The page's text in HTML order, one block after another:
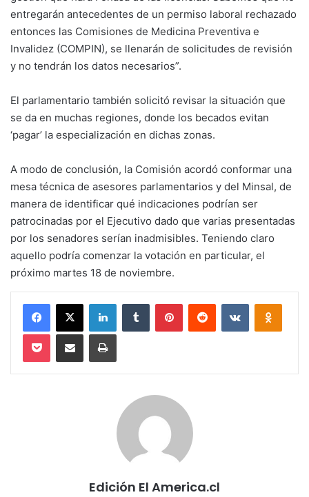
entregarán antecedentes de un permiso laboral rechazado
entonces las Comisiones de Medicina Preventiva e
Invalidez (COMPIN), se llenarán de solicitudes de revisión
y no tendrán los datos necesarios”.
El parlamentario también solicitó revisar la situación que
se da en muchas regiones, donde los becados evitan
‘pagar’ la especialización en dichas zonas.
A modo de conclusión, la Comisión acordó conformar una
mesa técnica de asesores parlamentarios y del Minsal, de
manera de identificar qué indicaciones podrían ser
patrocinadas por el Ejecutivo dado que varias presentadas
por los senadores serían inadmisibles. Teniendo claro
aquello podría comenzar la votación en particular, el
próximo martes 18 de noviembre.
Facebook
X LinkedInTumblr PinterestReddit VKontakte
Pocket Compartir via email Imprimir
Edición El America.cl